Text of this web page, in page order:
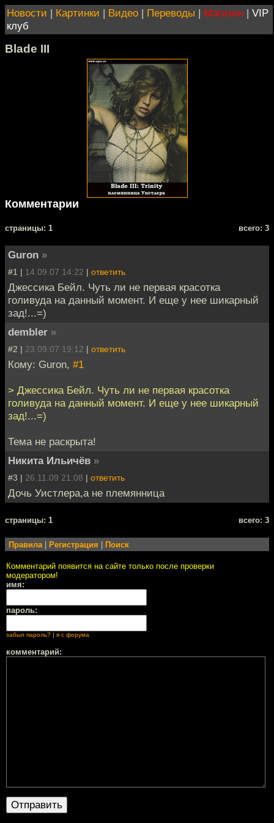
Новости | Картинки | Видео | Переводы | Магазин | VIP
клуб
Blade III
Комментарии
cтраницы: 1 всего: 3
Guron »
#1 | 14.09.07 14:22 | ответить
Джессика Бейл. Чуть ли не первая красотка
голивуда на данный момент. И еще у нее шикарный
зад!...=)
dembler »
#2 | 23.09.07 19:12 | ответить
Кому: Guron, #1
> Джессика Бейл. Чуть ли не первая красотка
голивуда на данный момент. И еще у нее шикарный
зад!...=)
Тема не раскрыта!
Никита Ильичёв »
#3 | 26.11.09 21:08 | ответить
Дочь Уистлера,а не племянница
cтраницы: 1 всего: 3
Правила Регистрация Поиск
Комментарий появится на сайте только после проверки
модератором!
имя:
пароль:
забыл пароль? | я с форума
комментарий: